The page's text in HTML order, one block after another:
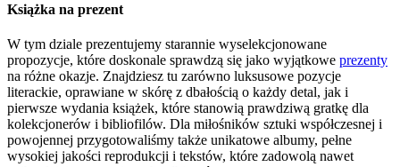
Książka na prezent
W tym dziale prezentujemy starannie wyselekcjonowane
propozycje, które doskonale sprawdzą się jako wyjątkowe prezenty
na różne okazje. Znajdziesz tu zarówno luksusowe pozycje
literackie, oprawiane w skórę z dbałością o każdy detal, jak i
pierwsze wydania książek, które stanowią prawdziwą gratkę dla
kolekcjonerów i bibliofilów. Dla miłośników sztuki współczesnej i
powojennej przygotowaliśmy także unikatowe albumy, pełne
wysokiej jakości reprodukcji i tekstów, które zadowolą nawet